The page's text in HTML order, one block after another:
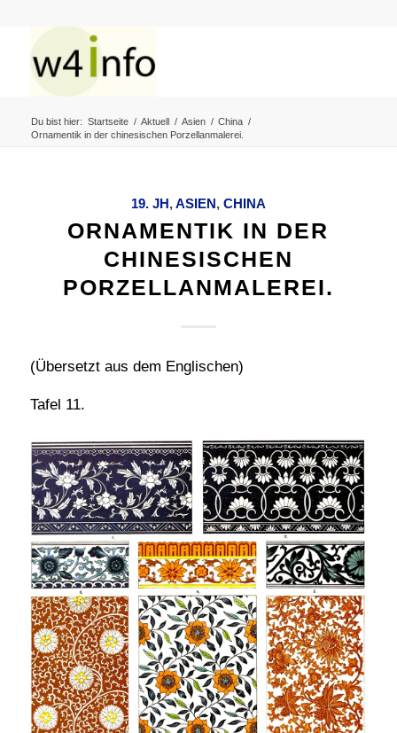
Du bist hier: Startseite / Aktuell / Asien / China /
Ornamentik in der chinesischen Porzellanmalerei.
19. JH,ASIEN, CHINA
ORNAMENTIK IN DER
CHINESISCHEN
PORZELLANMALEREI.
(Übersetzt aus dem Englischen)
Tafel 11.